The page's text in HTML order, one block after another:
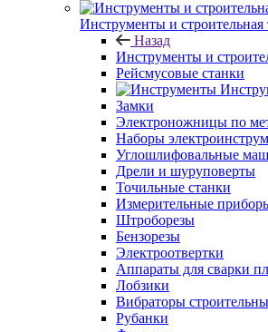
Инструменты и строительная
Назад
Инструменты и
Рейсмусовые станки
Замки
Электроножницы по
Наборы
Углошлифовальные
Дрели и шуруповерты
Точильные станки
Измерительные
Штроборезы
Бензорезы
Электроотвертки
Аппараты для сварки
Лобзики
Вибраторы
Рубанки